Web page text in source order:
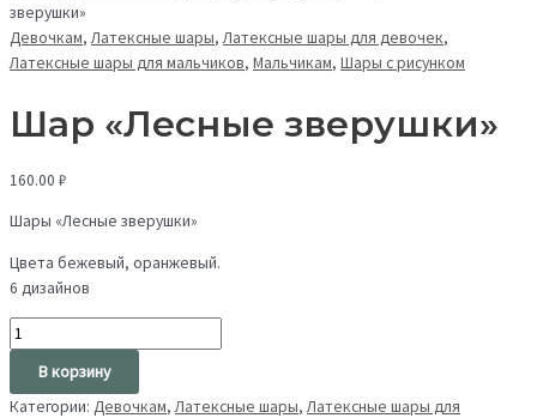
зверушки»
Девочкам,Латексные шары,Латексные шары для девочек,
Латексные шары для мальчиков, Мальчикам, Шары с рисунком
Шар «Лесные зверушки»
160.00 ₽
Шары «Лесные зверушки»
Цвета бежевый, оранжевый.
6 дизайнов
В корзину
Категории: Девочкам,Латексные шары,Латексные шары для